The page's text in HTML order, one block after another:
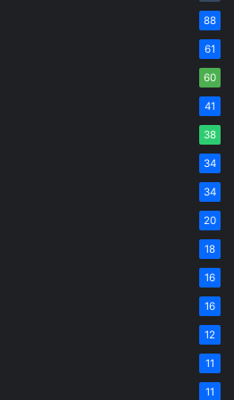
88
61
60
41
38
34
34
20
18
16
16
12
11
11